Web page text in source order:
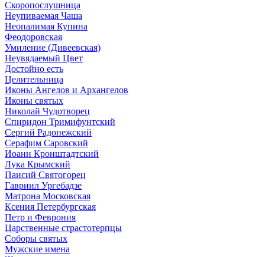
Скоропослушница
Неупиваемая Чаша
Неопалимая Купина
Феодоровская
Умиление (Дивеевская)
Неувядаемый Цвет
Достойно есть
Целительница
Иконы Ангелов и Архангелов
Иконы святых
Николай Чудотворец
Спиридон Тримифунтский
Сергий Радонежский
Серафим Саровский
Иоанн Кронштадтский
Лука Крымский
Паисий Святогорец
Гавриил Ургебадзе
Матрона Московская
Ксения Петербургская
Петр и Феврония
Царственные страстотерпцы
Соборы святых
Мужские имена